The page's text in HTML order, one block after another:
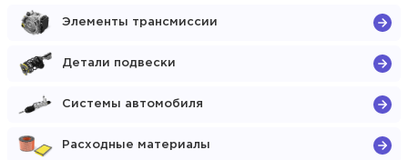
Элементы трансмиссии
Детали подвески
Системы автомобиля
Расходные материалы